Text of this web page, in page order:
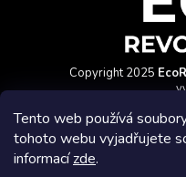
Tento web používá
tohoto webu vyjadřujete
informacízde.
Copyright 2025